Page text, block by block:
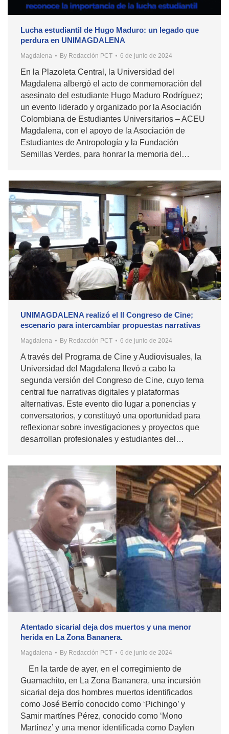
Lucha estudiantil de Hugo Maduro: un legado que
perdura en UNIMAGDALENA
Magdalena By Redacción PCT 6 de junio de 2024
En la Plazoleta Central, la Universidad del
Magdalena albergó el acto de conmemoración del
asesinato del estudiante Hugo Maduro Rodríguez;
un evento liderado y organizado por la Asociación
Colombiana de Estudiantes Universitarios – ACEU
Magdalena, con el apoyo de la Asociación de
Estudiantes de Antropología y la Fundación
Semillas Verdes, para honrar la memoria del…
UNIMAGDALENA realizó el II Congreso de Cine;
escenario para intercambiar propuestas narrativas
Magdalena By Redacción PCT 6 de junio de 2024
A través del Programa de Cine y Audiovisuales, la
Universidad del Magdalena llevó a cabo la
segunda versión del Congreso de Cine, cuyo tema
central fue narrativas digitales y plataformas
alternativas. Este evento dio lugar a ponencias y
conversatorios, y constituyó una oportunidad para
reflexionar sobre investigaciones y proyectos que
desarrollan profesionales y estudiantes del…
Atentado sicarial deja dos muertos y una menor
herida en La Zona Bananera.
Magdalena By Redacción PCT 6 de junio de 2024
En la tarde de ayer, en el corregimiento de
Guamachito, en La Zona Bananera, una incursión
sicarial deja dos hombres muertos identificados
como José Berrío conocido como ‘Pichingo’ y
Samir martínes Pérez, conocido como ‘Mono
Martínez’ y una menor identificada como Daylen